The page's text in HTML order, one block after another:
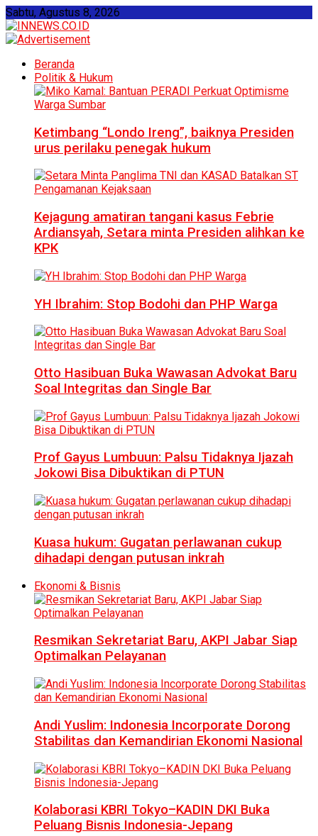
Sabtu, Agustus 8, 2026
Beranda
Politik & Hukum
Ketimbang “Londo Ireng”, baiknya Presiden
urus perilaku penegak hukum
Kejagung amatiran tangani kasus Febrie
Ardiansyah, Setara minta Presiden alihkan ke
KPK
YH Ibrahim: Stop Bodohi dan PHP Warga
Otto Hasibuan Buka Wawasan Advokat Baru
Soal Integritas dan Single Bar
Prof Gayus Lumbuun: Palsu Tidaknya Ijazah
Jokowi Bisa Dibuktikan di PTUN
Kuasa hukum: Gugatan perlawanan cukup
dihadapi dengan putusan inkrah
Ekonomi & Bisnis
Resmikan Sekretariat Baru, AKPI Jabar Siap
Optimalkan Pelayanan
Andi Yuslim: Indonesia Incorporate Dorong
Stabilitas dan Kemandirian Ekonomi Nasional
Kolaborasi KBRI Tokyo–KADIN DKI Buka
Peluang Bisnis Indonesia-Jepang